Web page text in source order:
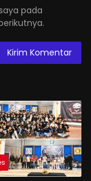
pada